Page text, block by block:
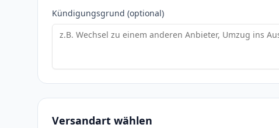
Kündigungsgrund (optional)
Versandart wählen